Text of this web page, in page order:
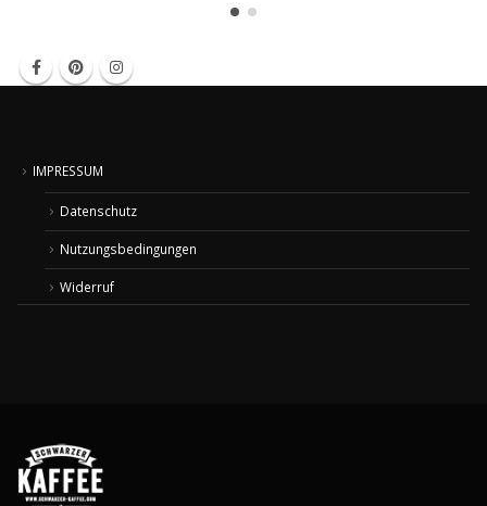
IMPRESSUM
Datenschutz
Nutzungsbedingungen
Widerruf